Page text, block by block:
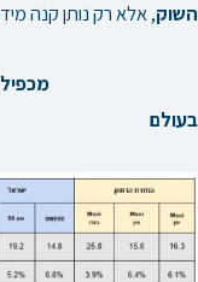
השוק, אלא רק נותן קנה
מכפילי הרווח
בעולם